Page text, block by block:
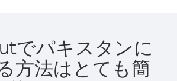
でパキスタンに
方法はとても簡